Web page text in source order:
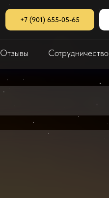
+7 (901) 655-05-65
Отзывы Сотрудничество